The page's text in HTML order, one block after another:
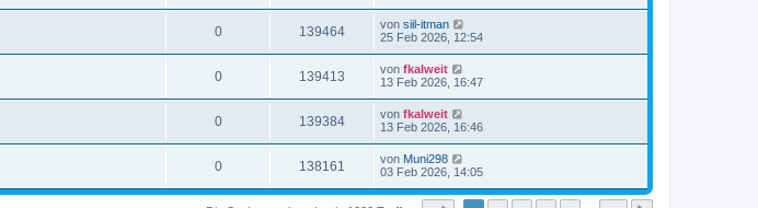
0 139464 von siil-itman
25 Feb 2026, 12:54
0 139413 von fkalweit
13 Feb 2026, 16:47
0 139384 von fkalweit
13 Feb 2026, 16:46
0 138161 von Muni298
03 Feb 2026, 14:05